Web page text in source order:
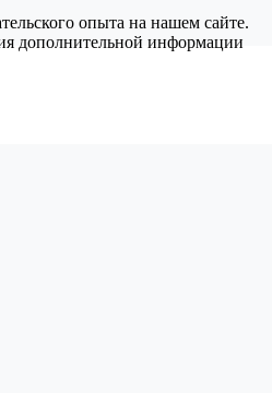
опыта на нашем сайте.
дополнительной информации